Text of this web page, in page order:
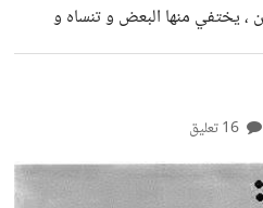
يختفي منها البعض و تنساه و
بعدها في البحث عن تفسير .
الي سنوات عدة لماذا
مع سير المجتمع في هذه الايام ؟؟
غاية السوء . لماذا اصبح العديد من
المجتمع ؟؟ اصبح المتمسكين